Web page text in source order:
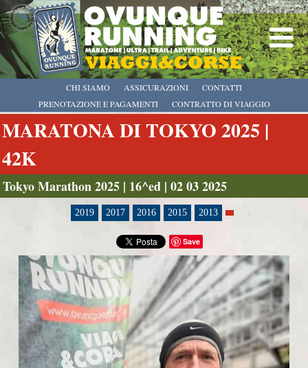
CHI SIAMO
PRENOTAZIONE E PAGAMENTI
CONTRATTO DI VIAGGIO
ASSICURAZIONI CONTATTI
MARATONA DI TOKYO 2025 |
42K
Tokyo Marathon 2025 | 16^ed | 02 03 2025
2019 2017 2016 2015 2013
Save